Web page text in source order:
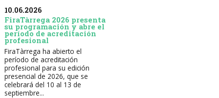
10.06.2026
FiraTàrrega 2026 presenta
su programación y abre el
período de acreditación
profesional
FiraTàrrega ha abierto el
período de acreditación
profesional para su edición
presencial de 2026, que se
celebrará del 10 al 13 de
septiembre...